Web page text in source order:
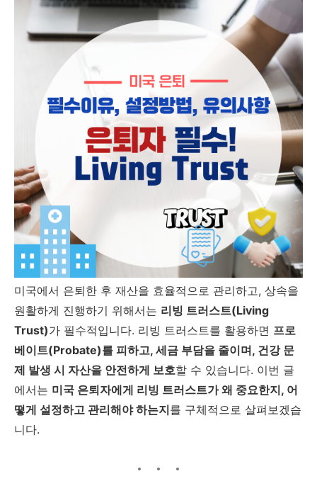
미국에서 은퇴한 후 재산을 효율적으로 관리하고, 상속을
원활하게 진행하기 위해서는 리빙 트러스트(Living
Trust)가 필수적입니다. 리빙 트러스트를 활용하면 프로
베이트(Probate)를 피하고, 세금 부담을 줄이며, 건강 문
제 발생 시 자산을 안전하게 보호할 수 있습니다. 이번 글
에서는 미국 은퇴자에게 리빙 트러스트가 왜 중요한지, 어
떻게 설정하고 관리해야 하는지를 구체적으로 살펴보겠습
니다.